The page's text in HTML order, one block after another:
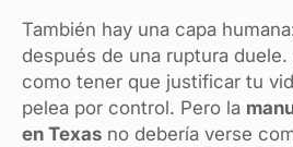
También hay una capa
después de una ruptura
como tener que justificar tu
pelea por control. Pero la
en Texas no debería verse